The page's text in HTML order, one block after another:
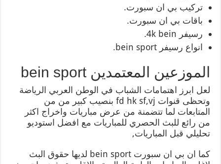
تركيب بي ان سبورت.
باقات بي ان سبورت.
رسيفر 4k bein.
انواع رسيفر bein sport.
الموزعين المعتمدين bein sport
لعل ابرز اهتمامات الشباب في الوطن العربي الرياضة
وتحظى قنوات fd hk sf,vj بنصيب كبير من من
المتابعات لما تتضمنة من عرض مباريات واخراج اكثر
من رائع للبث الحصري للمباريات مع افضل استوديو
تحليلي قبل المباريات,
كما ان بي ان سبورت bein sport لديها حقوق البث